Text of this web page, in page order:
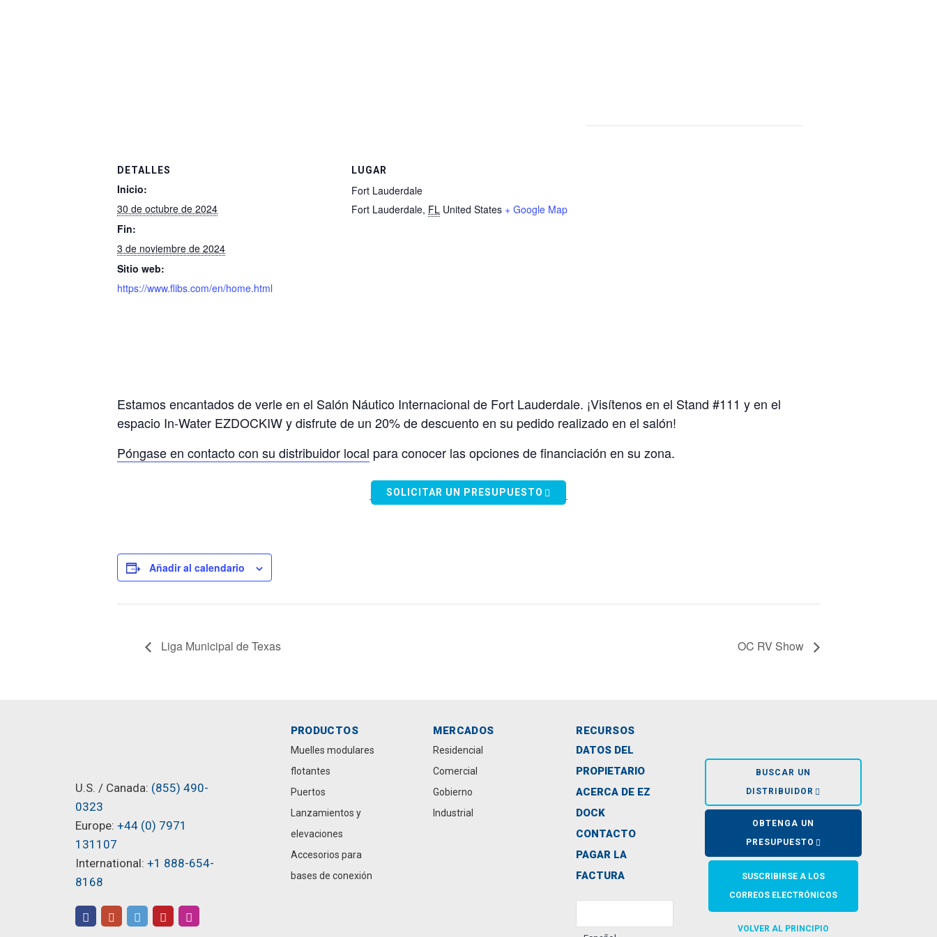
Estamos encantados de verle en el Salón Náutico Internacional de Fort Lauderdale. ¡Visítenos en el Stand #111 y en el
espacio In-Water EZDOCKIW y disfrute de un 20% de descuento en su pedido realizado en el salón!
Póngase en contacto con su distribuidor local para conocer las opciones de financiación en su zona.
SOLICITAR UN PRESUPUESTO
Añadir al calendario
DETALLES
Inicio:
30 de octubre de 2024
Fin:
3 de noviembre de 2024
Sitio web:
https://www.flibs.com/en/home.html
LUGAR
Fort Lauderdale
Fort Lauderdale, FL United States + Google Map
Liga Municipal de Texas OC RV Show
U.S. / Canada: (855) 490-
0323
Europe: +44 (0) 7971
131107
International: +1 888-654-
8168
PRODUCTOS
Muelles modulares
flotantes
Puertos
Lanzamientos y
elevaciones
Accesorios para
bases de conexión
MERCADOS
Residencial
Comercial
Gobierno
Industrial
RECURSOS
DATOS DEL
PROPIETARIO
ACERCA DE EZ
DOCK
CONTACTO
PAGAR LA
FACTURA
BUSCAR UN
DISTRIBUIDOR
OBTENGA UN
PRESUPUESTO
SUSCRIBIRSE A LOS
CORREOS ELECTRÓNICOS
VOLVER AL PRINCIPIO